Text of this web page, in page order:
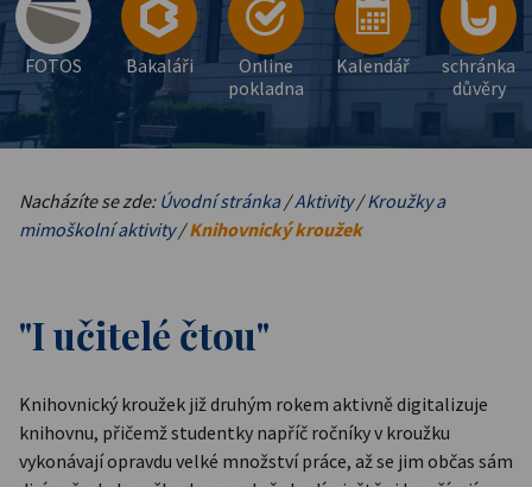
FOTOS Bakaláři
Online
pokladna
Kalendář
schránka
důvěry
Nacházíte se zde: Úvodní stránka/Aktivity/Kroužky a
mimoškolní aktivity/Knihovnický kroužek
"I učitelé čtou"
Knihovnický kroužek již druhým rokem aktivně digitalizuje
knihovnu, přičemž studentky napříč ročníky v kroužku
vykonávají opravdu velké množství práce, až se jim občas sám